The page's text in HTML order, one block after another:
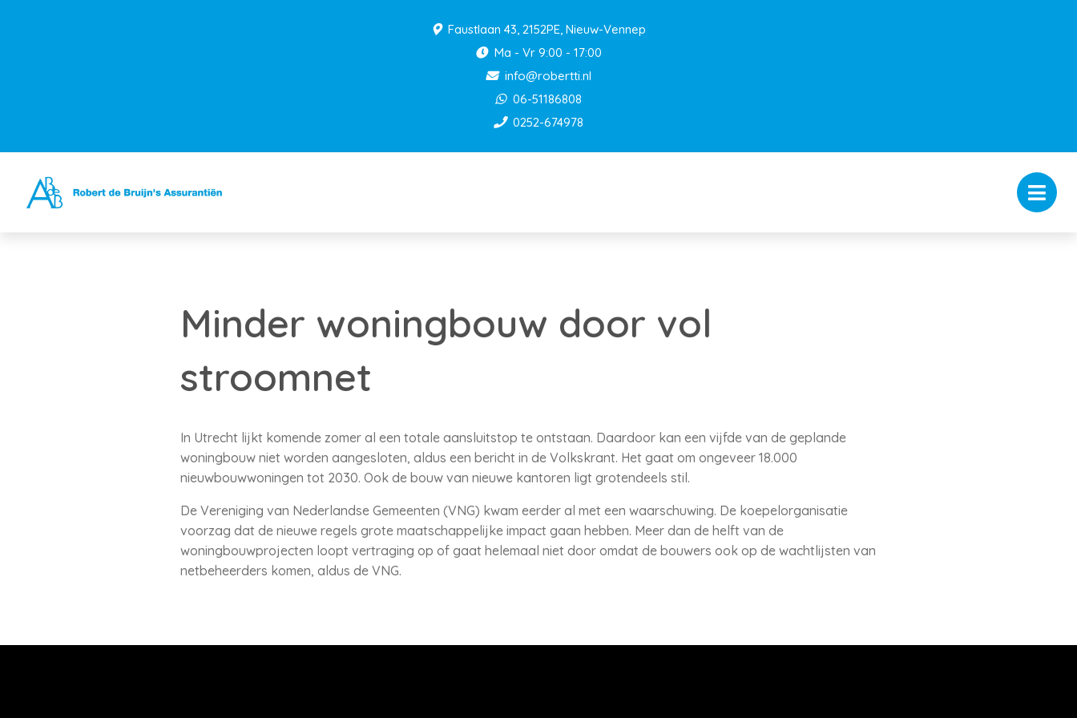
Faustlaan 43, 2152PE, Nieuw-Vennep
Ma - Vr 9:00 - 17:00
info@robertti.nl
06-51186808
0252-674978
Minder woningbouw door vol
stroomnet
In Utrecht lijkt komende zomer al een totale aansluitstop te ontstaan. Daardoor kan een vijfde van de geplande
woningbouw niet worden aangesloten, aldus een bericht in de Volkskrant. Het gaat om ongeveer 18.000
nieuwbouwwoningen tot 2030. Ook de bouw van nieuwe kantoren ligt grotendeels stil.
De Vereniging van Nederlandse Gemeenten (VNG) kwam eerder al met een waarschuwing. De koepelorganisatie
voorzag dat de nieuwe regels grote maatschappelijke impact gaan hebben. Meer dan de helft van de
woningbouwprojecten loopt vertraging op of gaat helemaal niet door omdat de bouwers ook op de wachtlijsten van
netbeheerders komen, aldus de VNG.